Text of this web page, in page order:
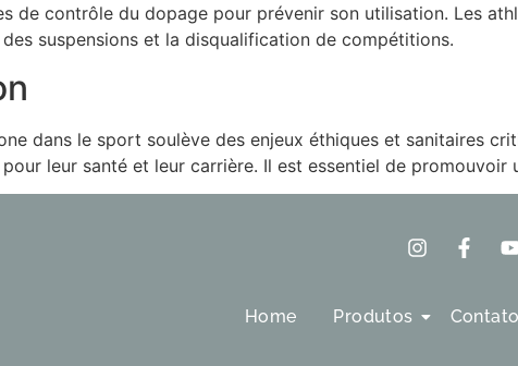
de contrôle du dopage pour prévenir son utilisation. Les
suspensions et la disqualification de compétitions.
dans le sport soulève des enjeux éthiques et sanitaires
leur santé et leur carrière. Il est essentiel de
Home Produtos Contato